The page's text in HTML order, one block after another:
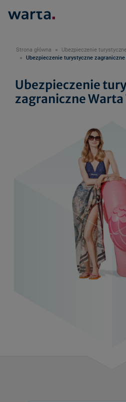
Strona główna
Ubezpieczenie turystyczne
Ubezpieczenie turystyczne zagraniczne
Ubezpieczenie
zagraniczne Warta